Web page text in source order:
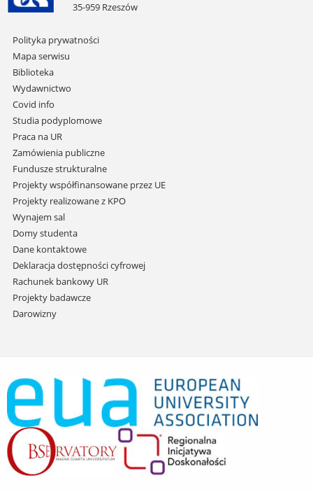
35-959 Rzeszów
Pomiń
nawigację
i
przejdź
do
treści
Polityka prywatności
Mapa serwisu
Biblioteka
Wydawnictwo
Covid info
Studia podyplomowe
Praca na UR
Zamówienia publiczne
Fundusze strukturalne
Projekty współfinansowane przez UE
Projekty realizowane z KPO
Wynajem sal
Domy studenta
Dane kontaktowe
Deklaracja dostępności cyfrowej
Rachunek bankowy UR
Projekty badawcze
Darowizny